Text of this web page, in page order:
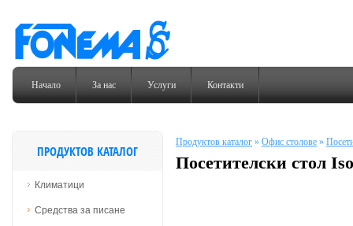
Начало За нас Услуги Контакти
ПРОДУКТОВ КАТАЛОГ
Климатици
Средства за писане
Продуктов каталог » Офис столове »
Посетителски стол